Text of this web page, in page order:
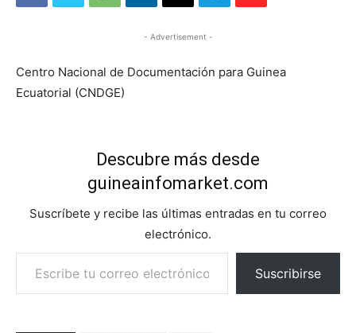
- Advertisement -
Centro Nacional de Documentación para Guinea
Ecuatorial (CNDGE)
Descubre más desde
guineainfomarket.com
Suscríbete y recibe las últimas entradas en tu correo
electrónico.
Escribe tu correo electrónico…
Suscribirse